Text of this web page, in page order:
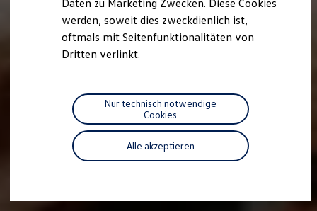
Economy Service
Volkswagen Teile
Zubehör
Modellspezifisches Zubehör
Individualisieren
Wallbox und Ladekabel
Digitale Extras
Dienste für Ihr Modell finden
Volkswagen Apps, Login und Shop
Handy und Fahrzeug verbinden
Vorgängermodelle
Daten zu Marketing Zwecken. Diese Cookies
werden, soweit dies zweckdienlich ist,
oftmals mit Seitenfunktionalitäten von
Dritten verlinkt.
Alle akzeptieren
Nur technisch notwendige
Cookies